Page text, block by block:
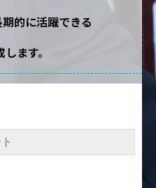
的に活躍できる
ます。